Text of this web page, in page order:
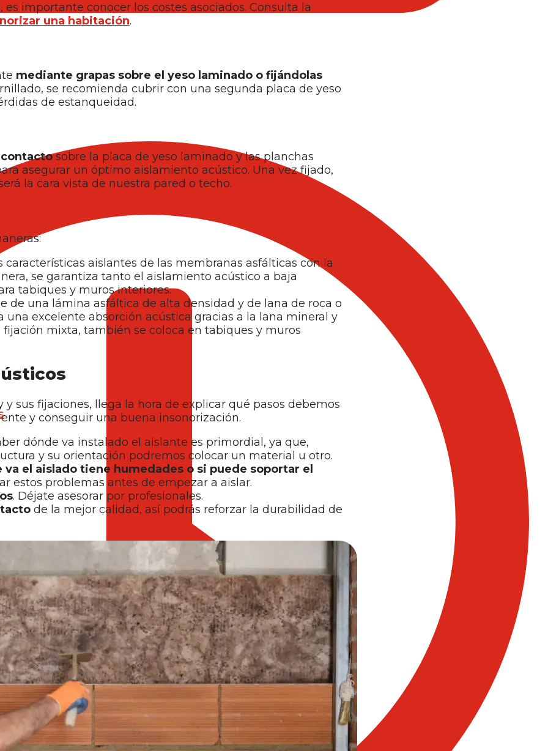
importante conocer los costes asociados. Consulta la
una habitación.
mediante grapas sobre el yeso laminado o fijándolas
se recomienda cubrir con una segunda placa de yeso
de estanqueidad.
sobre la placa de yeso laminado y las planchas
asegurar un óptimo aislamiento acústico. Una vez fijado,
la cara vista de nuestra pared o techo.
características aislantes de las membranas asfálticas con la
se garantiza tanto el aislamiento acústico a baja
tabiques y muros interiores.
de una lámina asfáltica de alta densidad y de lana de roca o
excelente absorción acústica gracias a la lana mineral y
mixta, también se coloca en tabiques y muros
sus fijaciones, llega la hora de explicar qué pasos debemos
y conseguir una buena insonorización.
dónde va instalado el aislante es primordial, ya que,
y su orientación podremos colocar un material u otro.
el aislado tiene humedades o si puede soportar el
estos problemas antes de empezar a aislar.
. Déjate asesorar por profesionales.
de la mejor calidad, así podrás reforzar la durabilidad de